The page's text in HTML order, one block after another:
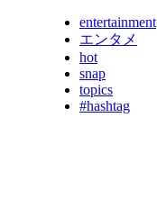
entertainment
エンタメ
hot
snap
topics
#hashtag